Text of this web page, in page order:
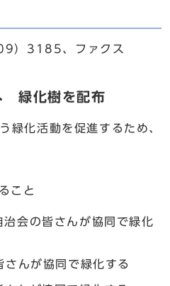
3185、ファクス
緑化樹を配布
化活動を促進するため、
こと
治会の皆さんが協同で緑化
んが協同で緑化する